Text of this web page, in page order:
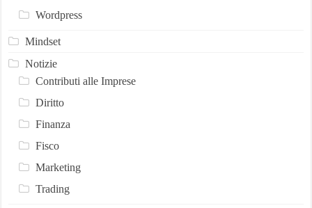
Wordpress
Mindset
Notizie
Contributi alle Imprese
Diritto
Finanza
Fisco
Marketing
Trading